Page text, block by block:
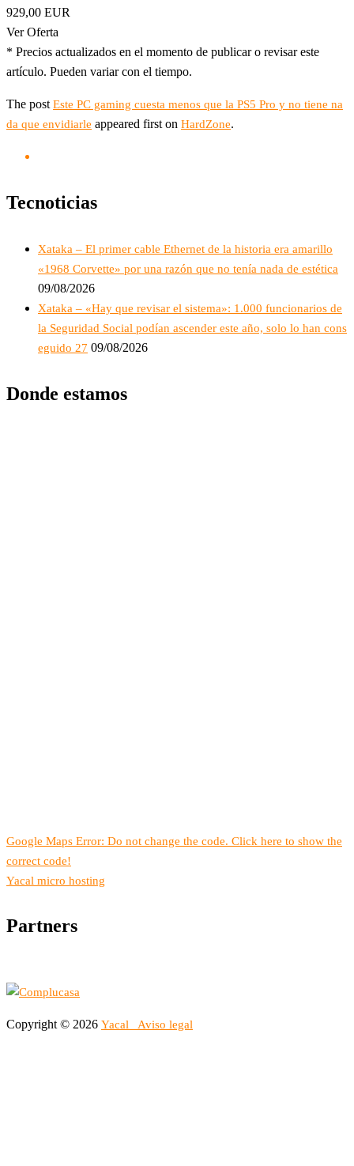
929,00 EUR
Ver Oferta
* Precios actualizados en el momento de publicar o revisar este
artículo. Pueden variar con el tiempo.
The post Este PC gaming cuesta menos que la PS5 Pro y no tiene na
da que envidiarle appeared first on HardZone.
Tecnoticias
Xataka – El primer cable Ethernet de la historia era amarillo
«1968 Corvette» por una razón que no tenía nada de estética
09/08/2026
Xataka – «Hay que revisar el sistema»: 1.000 funcionarios de
la Seguridad Social podían ascender este año, solo lo han cons
eguido 27 09/08/2026
Donde estamos
Google Maps Error: Do not change the code. Click here to show the
correct code!
Yacal micro hosting
Partners
Copyright © 2026 Yacal Aviso legal